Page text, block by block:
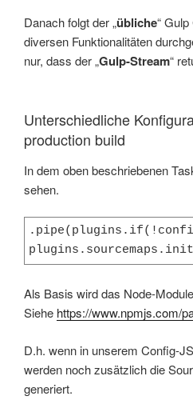
Danach folgt der „übliche“
diversen Funktionalitäten
nur, dass der „Gulp-Stream“
Unterschiedliche
production build
In dem oben beschriebenen
sehen.
Als Basis wird das Node-
Siehe https://www.npmjs.com/
D.h. wenn in unserem Config-
werden noch zusätzlich die
generiert.